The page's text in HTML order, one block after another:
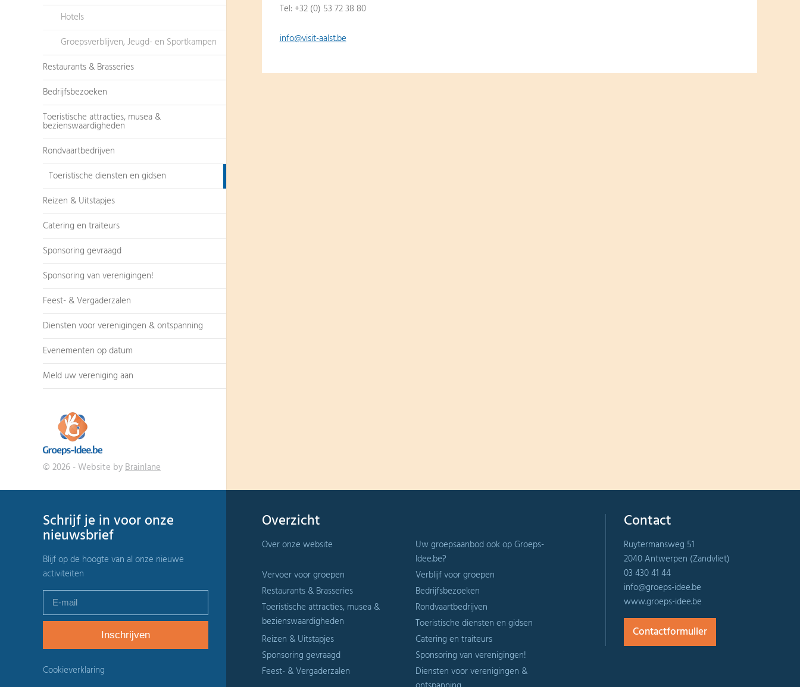
Hotels
Groepsverblijven, Jeugd- en Sportkampen
Restaurants & Brasseries
Bedrijfsbezoeken
Toeristische attracties, musea &
bezienswaardigheden
Rondvaartbedrijven
Toeristische diensten en gidsen
Reizen & Uitstapjes
Catering en traiteurs
Sponsoring gevraagd
Sponsoring van verenigingen!
Feest- & Vergaderzalen
Diensten voor verenigingen & ontspanning
Evenementen op datum
Meld uw vereniging aan
© 2026 - Website byBrainlane
Tel: +32 (0) 53 72 38 80
info@visit-aalst.be
Schrijf je in voor onze
nieuwsbrief
Blijf op de hoogte van al onze nieuwe
activiteiten
Cookieverklaring
Overzicht
Over onze website
Uw groepsaanbod ook op Groeps-
Idee.be?
Vervoer voor groepen
Verblijf voor groepen
Restaurants & Brasseries
Bedrijfsbezoeken
Toeristische attracties, musea &
bezienswaardigheden
Rondvaartbedrijven
Toeristische diensten en gidsen
Reizen & Uitstapjes
Catering en traiteurs
Sponsoring gevraagd
Sponsoring van verenigingen!
Feest- & Vergaderzalen
Diensten voor verenigingen &
Contact
Ruytermansweg 51
2040 Antwerpen (Zandvliet)
03 430 41 44
info@groeps-idee.be
www.groeps-idee.be
Contactformulier